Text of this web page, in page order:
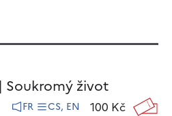
Soukromý život
FR CS, EN 100 Kč